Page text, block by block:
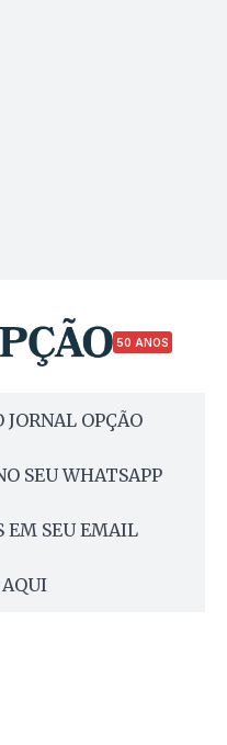
50 ANOS
JORNAL OPÇÃO
SEU WHATSAPP
EM SEU EMAIL